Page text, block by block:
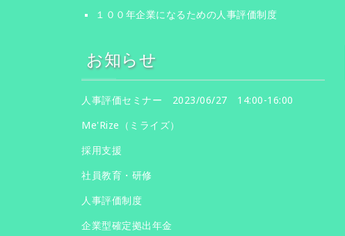
１００年企業になるための人事評価制度
お知らせ
人事評価セミナー 2023/06/27 14:00-16:00
Me'Rize（ミライズ）
採用支援
社員教育・研修
人事評価制度
企業型確定拠出年金